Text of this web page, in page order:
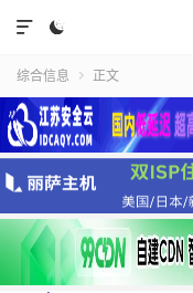


综合信息  正文